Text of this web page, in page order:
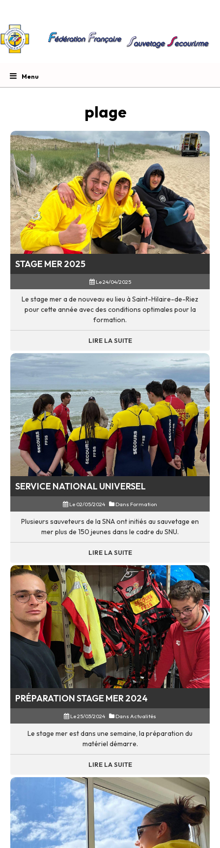
plage
STAGE MER 2025
Le 24/04/2025
Le stage mer a de nouveau eu lieu à Saint-Hilaire-de-Riez
pour cette année avec des conditions optimales pour la
formation.
LIRE LA SUITE
SERVICE NATIONAL UNIVERSEL
Le 02/05/2024 Dans Formation
Plusieurs sauveteurs de la SNA ont initiés au sauvetage en
mer plus de 150 jeunes dans le cadre du SNU.
LIRE LA SUITE
PRÉPARATION STAGE MER 2024
Le 25/03/2024 Dans Actualités
Le stage mer est dans une semaine, la préparation du
matériel démarre.
LIRE LA SUITE